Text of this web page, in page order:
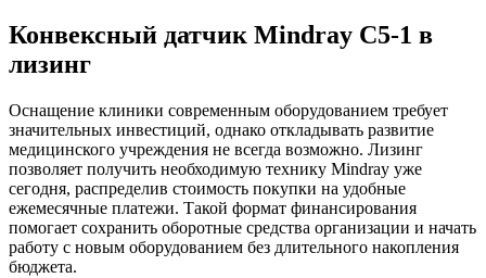
Конвексный датчик Mindray C5-1 в
лизинг
Оснащение клиники современным оборудованием требует
значительных инвестиций, однако откладывать развитие
медицинского учреждения не всегда возможно. Лизинг
позволяет получить необходимую технику Mindray уже
сегодня, распределив стоимость покупки на удобные
ежемесячные платежи. Такой формат финансирования
помогает сохранить оборотные средства организации и начать
работу с новым оборудованием без длительного накопления
бюджета.